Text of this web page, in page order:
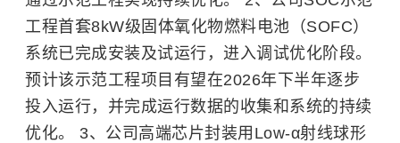
工程首套8kW级固体氧化物燃料电池（SOFC）
系统已完成安装及试运行，进入调试优化阶段。
预计该示范工程项目有望在2026年下半年逐步
投入运行，并完成运行数据的收集和系统的持续
优化。 3、公司高端芯片封装用Low-α射线球形